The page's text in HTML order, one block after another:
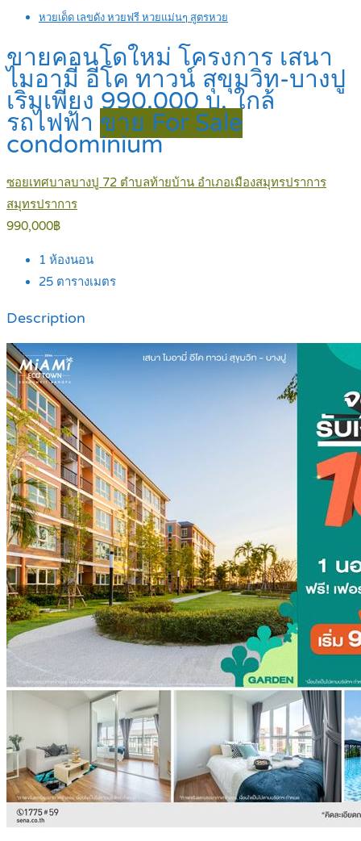
หวยเด็ด เลขดัง หวยฟรี หวยแม่นๆ สูตรหวย
ขายคอนโดใหม่ โครงการ เสนา
ไมอามี่ อีโค ทาวน์ สุขุมวิท-บางปู
เริ่มเพียง 990,000 บ. ใกล้
รถไฟฟ้า ขาย For Sale
condominium
ซอยเทศบาลบางปู 72 ตำบลท้ายบ้าน อำเภอเมืองสมุทรปราการ
สมุทรปราการ
990,000฿
1 ห้องนอน
25 ตารางเมตร
Description